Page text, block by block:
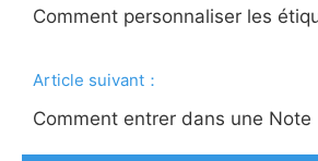
Comment personnaliser les
Article suivant：
Comment entrer dans une Note